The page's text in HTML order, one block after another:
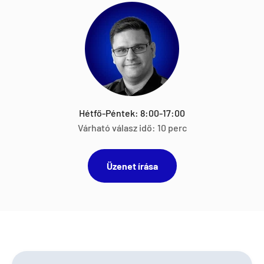
Hétfő-Péntek: 8:00-17:00
Várható válasz idő: 10 perc
Üzenet írása